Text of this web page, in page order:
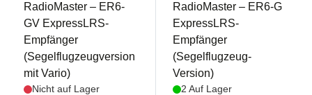
RadioMaster – ER6-
GV ExpressLRS-
Empfänger
(Segelflugzeugversion
mit Vario)
Nicht auf Lager
RadioMaster – ER6-G
ExpressLRS-
Empfänger
(Segelflugzeug-
Version)
2 Auf Lager